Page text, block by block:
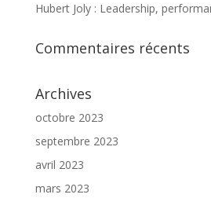
Hubert Joly : Leadership,
Commentaires récents
Archives
octobre 2023
septembre 2023
avril 2023
mars 2023